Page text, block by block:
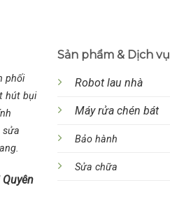
phối
hút bụi
sửa
Sản phẩm & Dịch vụ
Robot lau nhà
Máy rửa chén bát
Bảo hành
Sửa chữa